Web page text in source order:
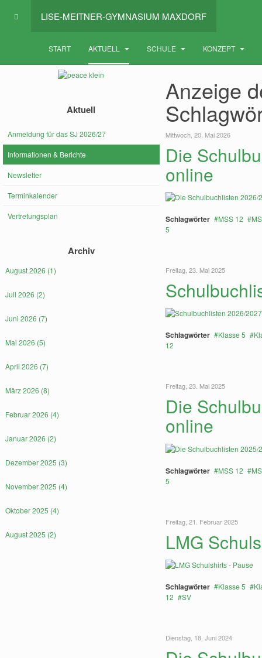
LISE-MEITNER-GYMNASIUM MAXDORF
START AKTUELL SCHULE KONZEPT
Anzeige
Mittwoch, 20. Mai 2026
Die
online
Schlagwörter MSS 12
5
Freitag, 23. Mai 2025
Schlagwörter Klasse 5
12
Freitag, 23. Mai 2025
Die
online
Schlagwörter MSS 12
5
Freitag, 21. Februar 2025
LMG
Schlagwörter Klasse 5
12
SV
Dienstag, 18. Juni 2024
Aktuell
Anmeldung für das SJ 2026/27
Informationen & Berichte
Newsletter
Terminkalender
Vertretungsplan
Archiv
August 2026 (1)
Juli 2026 (2)
Juni 2026 (7)
Mai 2026 (5)
April 2026 (7)
März 2026 (8)
Februar 2026 (4)
Januar 2026 (2)
Dezember 2025 (3)
November 2025 (4)
Oktober 2025 (4)
August 2025 (2)